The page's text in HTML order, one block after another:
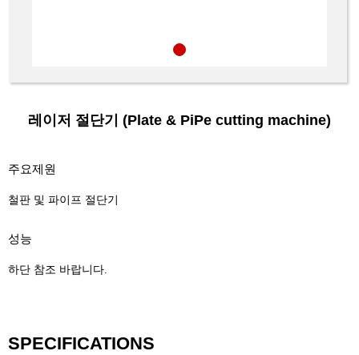
레이저 절단기 (Plate & PiPe cutting machine)
주요제원
철판 및 파이프 절단기
성능
하단 참조 바랍니다.
SPECIFICATIONS